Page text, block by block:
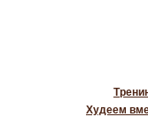
Худеем